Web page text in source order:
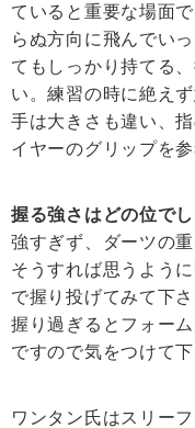
ていると重要な場面
らぬ方向に飛んでい
てもしっかり持てる
い。練習の時に絶え
手は大きさも違い、
イヤーのグリップを
握る強さはどの位で
強すぎず、ダーツの
そうすれば思うよう
で握り投げてみて下
握り過ぎるとフォー
ですので気をつけて下
ワンタン氏はスリー